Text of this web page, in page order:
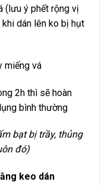
(lưu ý phết rộng vị
dán lên ko bị hụt
miếng vá
2h thì sẽ hoàn
bình thường
bạt bị trầy, thủng
đó)
keo dán